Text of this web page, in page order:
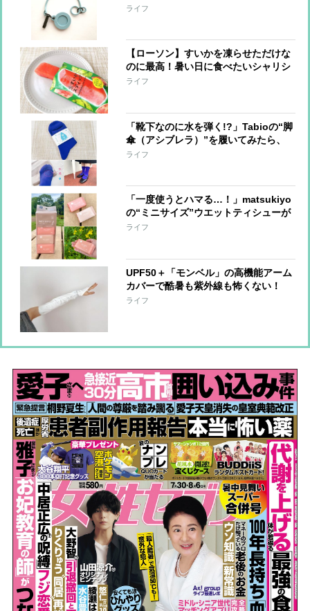
けっぱなしです」【本日のお気に入
ライフ
【ローソン】すいかを凍らせただけな
のに最高！暑い日に食べたいシャリシ
ャリ冷凍おやつ（140円）【本日のお
ライフ
「靴下なのに水を弾く!?」Tabioの“脚
傘（アシブレラ）”を履いてみたら、
雨の日のストレスが少し軽くなった
ライフ
「一度使うとハマる…！」matsukiyo
の“ミニサイズ”ウエットティシューが
優秀。もう普通サイズに戻れないかも
ライフ
UPF50＋「モンベル」の高機能アーム
カバーで酷暑も紫外線も怖くない！
【本日のお気に入り】
ライフ